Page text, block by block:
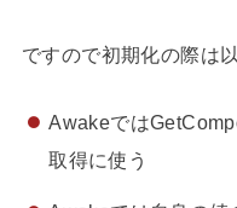
ですので初期化の際は
Awakeでは
取得に使う